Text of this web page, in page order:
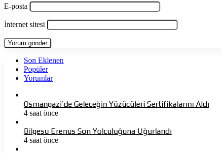
E-posta
İnternet sitesi
Son Eklenen
Popüler
Yorumlar
Osmangazi’de Geleceğin Yüzücüleri Sertifikalarını Aldı
4 saat önce
Bilgesu Erenus Son Yolculuğuna Uğurlandı
4 saat önce